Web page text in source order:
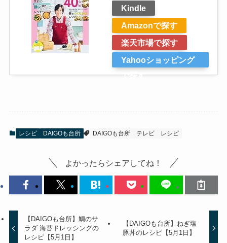
Kindle
Amazonで探す
楽天市場で探す
Yahooショッピング
で探す
レシピ DAIGOも台所 DAIGOも台所 テレビ レシピ
よかったらシェアしてね！
【DAIGOも台所】鯛のサ
ラダ 海苔ドレッシングの
レシピ【5月1日】
【DAIGOも台所】ねぎ塩
豚丼のレシピ【5月1日】